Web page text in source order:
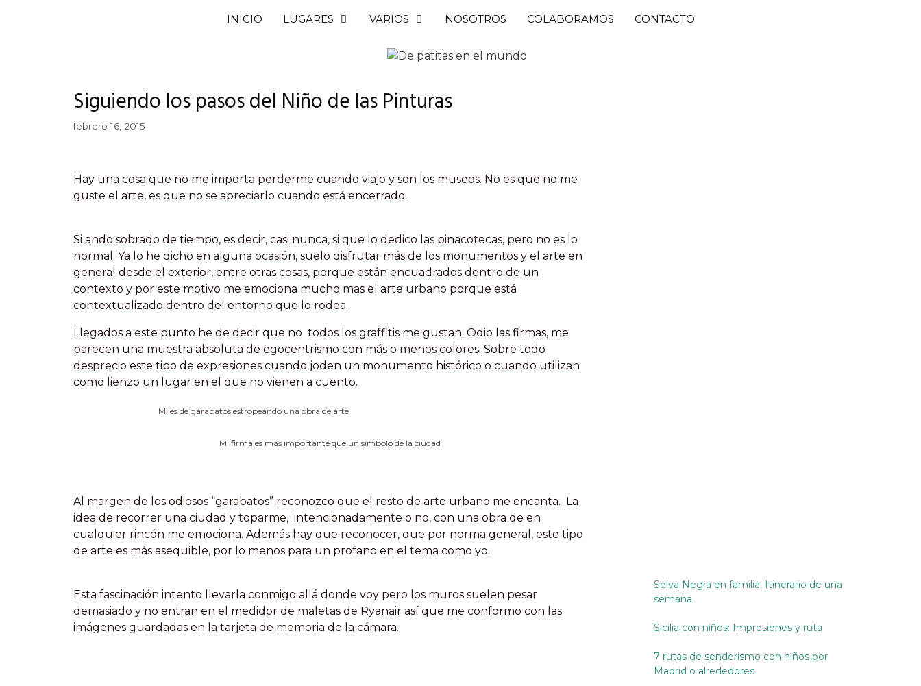
INICIO LUGARES VARIOS NOSOTROS COLABORAMOS CONTACTO
Siguiendo los pasos del Niño de las Pinturas
febrero 16, 2015
Hay una cosa que no me importa perderme cuando viajo y son los museos. No es que no me
guste el arte, es que no se apreciarlo cuando está encerrado.
Si ando sobrado de tiempo, es decir, casi nunca, si que lo dedico las pinacotecas, pero no es lo
normal. Ya lo he dicho en alguna ocasión, suelo disfrutar más de los monumentos y el arte en
general desde el exterior, entre otras cosas, porque están encuadrados dentro de un
contexto y por este motivo me emociona mucho mas el arte urbano porque está
contextualizado dentro del entorno que lo rodea.
Llegados a este punto he de decir que no todos los graffitis me gustan. Odio las firmas, me
parecen una muestra absoluta de egocentrismo con más o menos colores. Sobre todo
desprecio este tipo de expresiones cuando joden un monumento histórico o cuando utilizan
como lienzo un lugar en el que no vienen a cuento.
Miles de garabatos estropeando una obra de arte
Mi firma es más importante que un símbolo de la ciudad
Al margen de los odiosos “garabatos” reconozco que el resto de arte urbano me encanta. La
idea de recorrer una ciudad y toparme, intencionadamente o no, con una obra de en
cualquier rincón me emociona. Además hay que reconocer, que por norma general, este tipo
de arte es más asequible, por lo menos para un profano en el tema como yo.
Esta fascinación intento llevarla conmigo allá donde voy pero los muros suelen pesar
demasiado y no entran en el medidor de maletas de Ryanair así que me conformo con las
imágenes guardadas en la tarjeta de memoria de la cámara.
Selva Negra en familia: Itinerario de una
semana
Sicilia con niños: Impresiones y ruta
7 rutas de senderismo con niños por
Madrid o alrededores